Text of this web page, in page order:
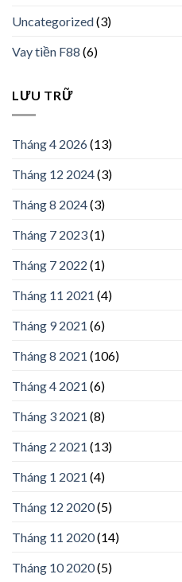
Uncategorized(3)
Vay tiền F88 (6)
LƯU TRỮ
Tháng 4 2026(13)
Tháng 12 2024(3)
Tháng 8 2024(3)
Tháng 7 2023(1)
Tháng 7 2022 (1)
Tháng 11 2021 (4)
Tháng 9 2021 (6)
Tháng 8 2021 (106)
Tháng 4 2021 (6)
Tháng 3 2021 (8)
Tháng 2 2021 (13)
Tháng 1 2021 (4)
Tháng 12 2020(5)
Tháng 11 2020(14)
Tháng 10 2020(5)